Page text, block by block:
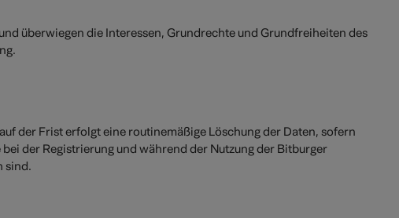
überwiegen die Interessen, Grundrechte und Grundfreiheiten des
der Frist erfolgt eine routinemäßige Löschung der Daten, sofern
der Registrierung und während der Nutzung der Bitburger
sind.